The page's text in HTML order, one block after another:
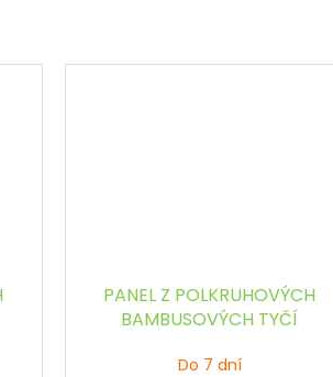
PANEL Z POLKRUHOVÝCH
BAMBUSOVÝCH TYČÍ
Do 7 dní